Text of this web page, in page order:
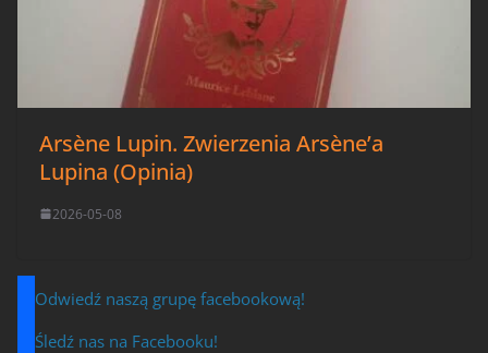
Arsène Lupin. Zwierzenia Arsène’a
Lupina (Opinia)
2026-05-08
Odwiedź naszą grupę facebookową!
Śledź nas na Facebooku!